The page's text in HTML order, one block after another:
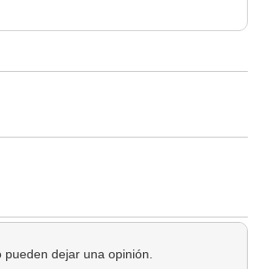
dejar una opinión.